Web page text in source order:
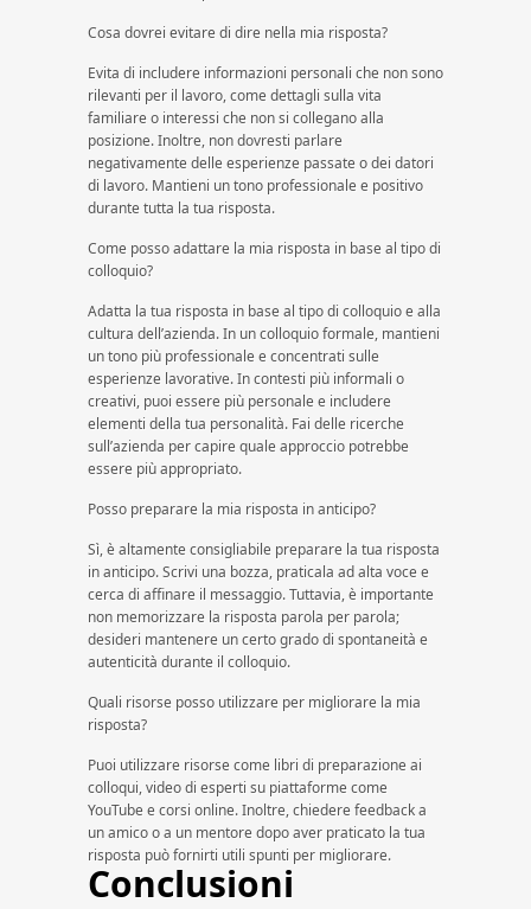
Cosa dovrei evitare di dire nella mia risposta?
Evita di includere informazioni personali che non sono
rilevanti per il lavoro, come dettagli sulla vita
familiare o interessi che non si collegano alla
posizione. Inoltre, non dovresti parlare
negativamente delle esperienze passate o dei datori
di lavoro. Mantieni un tono professionale e positivo
durante tutta la tua risposta.
Come posso adattare la mia risposta in base al tipo di
colloquio?
Adatta la tua risposta in base al tipo di colloquio e alla
cultura dell’azienda. In un colloquio formale, mantieni
un tono più professionale e concentrati sulle
esperienze lavorative. In contesti più informali o
creativi, puoi essere più personale e includere
elementi della tua personalità. Fai delle ricerche
sull’azienda per capire quale approccio potrebbe
essere più appropriato.
Posso preparare la mia risposta in anticipo?
Sì, è altamente consigliabile preparare la tua risposta
in anticipo. Scrivi una bozza, praticala ad alta voce e
cerca di affinare il messaggio. Tuttavia, è importante
non memorizzare la risposta parola per parola;
desideri mantenere un certo grado di spontaneità e
autenticità durante il colloquio.
Quali risorse posso utilizzare per migliorare la mia
risposta?
Puoi utilizzare risorse come libri di preparazione ai
colloqui, video di esperti su piattaforme come
YouTube e corsi online. Inoltre, chiedere feedback a
un amico o a un mentore dopo aver praticato la tua
risposta può fornirti utili spunti per migliorare.
Conclusioni